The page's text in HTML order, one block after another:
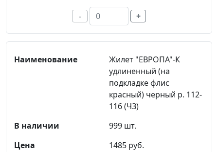
- +
Жилет "ЕВРОПА"-К
удлиненный (на
подкладке флис
красный) черный р. 112-
116 (ЧЗ)
999 шт.
1485 руб.